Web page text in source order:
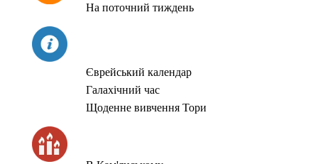
На поточний тиждень
Єврейський календар
Галахічний час
Щоденне вивчення Тори